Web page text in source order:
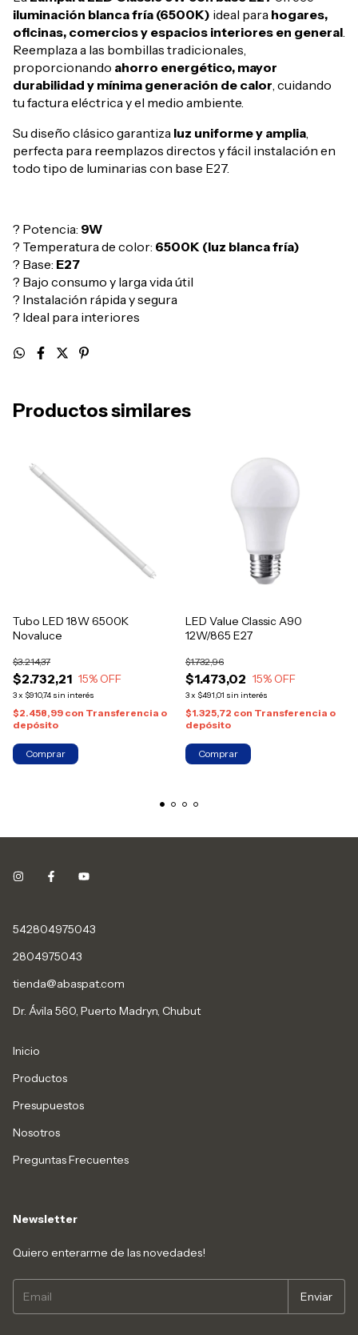
iluminación blanca fría (6500K) ideal para hogares,
oficinas, comercios y espacios interiores en general.
Reemplaza a las bombillas tradicionales,
proporcionando ahorro energético, mayor
durabilidad y mínima generación de calor, cuidando
tu factura eléctrica y el medio ambiente.
Su diseño clásico garantiza luz uniforme y amplia,
perfecta para reemplazos directos y fácil instalación en
todo tipo de luminarias con base E27.
? Potencia: 9W
? Temperatura de color: 6500K (luz blanca fría)
? Base: E27
? Bajo consumo y larga vida útil
? Instalación rápida y segura
? Ideal para interiores
Productos similares
Tubo LED 18W 6500K
Novaluce
$2.732,21
$3.214,37
15% OFF
3x $910,74 sin interés
$2.458,99 con Transferencia o
depósito
LED Value Classic A90
12W/865 E27
$1.473,02
$1.732,96
15% OFF
3x $491,01 sin interés
$1.325,72 con Transferencia o
depósito
542804975043
2804975043
tienda@abaspat.com
Dr. Ávila 560, Puerto Madryn, Chubut
Inicio
Productos
Presupuestos
Nosotros
Preguntas Frecuentes
Newsletter
Quiero enterarme de las novedades!